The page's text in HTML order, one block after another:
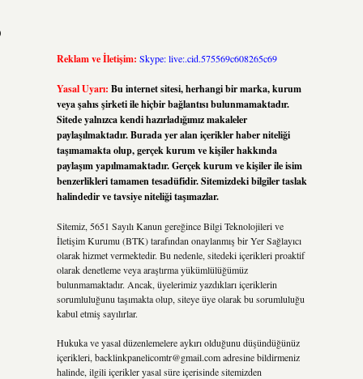
Reklam ve İletişim: Skype: live:.cid.575569c608265c69
Yasal Uyarı: Bu internet sitesi, herhangi bir marka, kurum
veya şahıs şirketi ile hiçbir bağlantısı bulunmamaktadır.
Sitede yalnızca kendi hazırladığımız makaleler
paylaşılmaktadır. Burada yer alan içerikler haber niteliği
taşımamakta olup, gerçek kurum ve kişiler hakkında
paylaşım yapılmamaktadır. Gerçek kurum ve kişiler ile isim
benzerlikleri tamamen tesadüfidir. Sitemizdeki bilgiler taslak
halindedir ve tavsiye niteliği taşımazlar.
Sitemiz, 5651 Sayılı Kanun gereğince Bilgi Teknolojileri ve
İletişim Kurumu (BTK) tarafından onaylanmış bir Yer Sağlayıcı
olarak hizmet vermektedir. Bu nedenle, sitedeki içerikleri proaktif
olarak denetleme veya araştırma yükümlülüğümüz
bulunmamaktadır. Ancak, üyelerimiz yazdıkları içeriklerin
sorumluluğunu taşımakta olup, siteye üye olarak bu sorumluluğu
kabul etmiş sayılırlar.
Hukuka ve yasal düzenlemelere aykırı olduğunu düşündüğünüz
içerikleri, backlinkpanelicomtr@gmail.comadresine bildirmeniz
halinde, ilgili içerikler yasal süre içerisinde sitemizden